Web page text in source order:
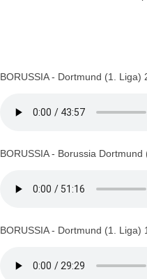
BORUSSIA - Dortmund (1. Liga)
BORUSSIA - Borussia
BORUSSIA - Dortmund (1. Liga)